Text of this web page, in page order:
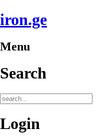
iron.ge
Menu
Search
Login